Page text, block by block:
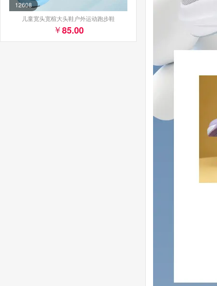
12608
儿童宽头宽楦大头鞋户外运动跑步鞋
85.00